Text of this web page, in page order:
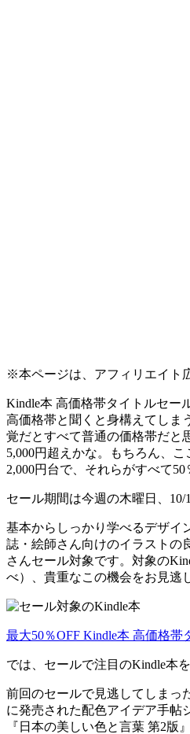
※本ページは、アフィリエイト
Kindle本 高価格帯タイトルセー
高価格帯と聞くと身構えてしま
覚だとすべて普通の価格帯だと
5,000円超えかな。もちろん、こ
2,000円台で、それらがすべて50
セール期間は今週の木曜日、10/
基本からしっかり学べるデザイ
誌・絵師さん向けのイラストの
さんセール対象です。対象の
べ）、貴重なこの機会をお見逃
最大50％OFF Kindle本 高価格帯
では、セールで注目のKindle本
前回のセールで見逃してしまっ
に発売された配色アイデア手帖
『日本の美しい色と言葉 第2版